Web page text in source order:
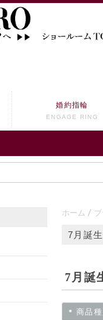
婚約指輪
ENGAGE RING
ホーム
7月誕
7月誕
商品種